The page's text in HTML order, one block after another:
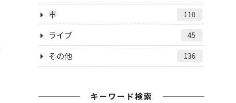
車 110
ライブ 45
その他 136
キーワード検索